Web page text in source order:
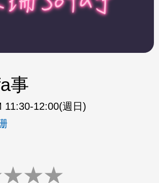
事
11:30-12:00(週日)
★★★